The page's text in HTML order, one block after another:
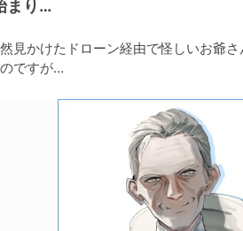
まり…
見かけたドローン経由で怪しいお爺
ですが…